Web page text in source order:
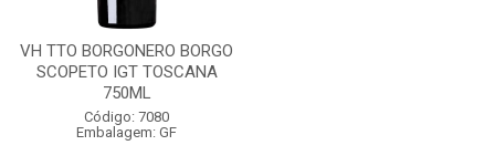
VH TTO BORGONERO BORGO
SCOPETO IGT TOSCANA
750ML
Código: 7080
Embalagem: GF